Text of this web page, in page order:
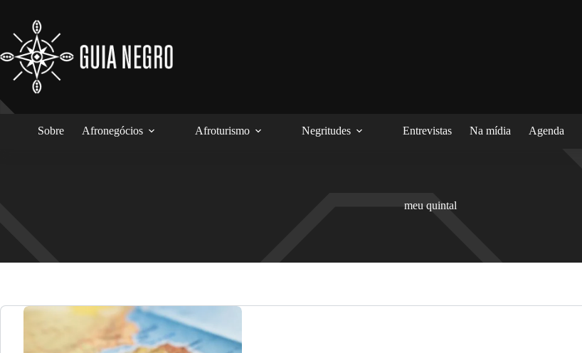
conteúdo
Sobre Afronegócios Afroturismo Negritudes Entrevistas Na mídia Agenda
meu quintal